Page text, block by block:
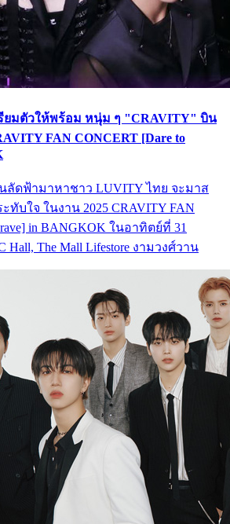
ยมตัวให้พร้อม หนุ่ม ๆ "CRAVITY" บิน
FAN CONCERT [Dare to
ลัดฟ้ามาหาชาว LUVITY ไทย จะมาส
ทับใจ ในงาน 2025 CRAVITY FAN
in BANGKOK ในอาทิตย์ที่ 31
The Mall Lifestore งามวงศ์วาน